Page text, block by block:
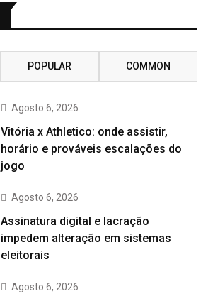
POPULAR COMMON
Agosto 6, 2026
Vitória x Athletico: onde assistir,
horário e prováveis escalações do
jogo
Agosto 6, 2026
Assinatura digital e lacração
impedem alteração em sistemas
eleitorais
Agosto 6, 2026